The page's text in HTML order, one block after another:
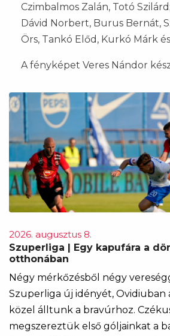
Czimbalmos Zalán, Totó
Dávid Norbert, Burus Bernát,
Örs, Tankó Előd, Kurkó Márk
A fényképet Veres Nándor
2026. augusztus 8.
Szuperliga | Egy kapufára a
otthonában
Négy mérkőzésből négy
Szuperliga új idényét, Ovidiuban
közel álltunk a bravúrhoz.
megszereztük első góljainkat a